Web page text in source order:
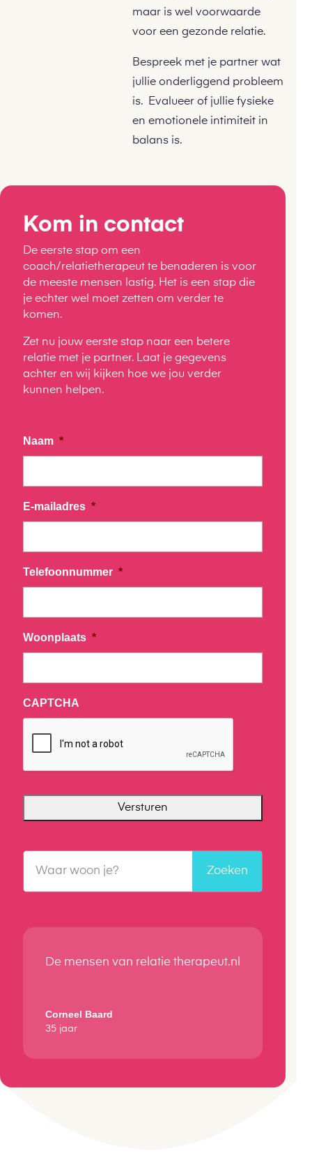
maar is wel voorwaarde
voor een gezonde relatie.
Bespreek met je partner wat
jullie onderliggend probleem
is. Evalueer of jullie fysieke
en emotionele intimiteit in
balans is.
Kom in contact
De eerste stap om een
coach/relatietherapeut te benaderen is voor
de meeste mensen lastig. Het is een stap die
je echter wel moet zetten om verder te
komen.
Zet nu jouw eerste stap naar een betere
relatie met je partner. Laat je gegevens
achter en wij kijken hoe we jou verder
kunnen helpen.
Naam *
E-mailadres *
Telefoonnummer *
Woonplaats *
CAPTCHA
De mensen van relatie therapeut.nl
Corneel Baard
35 jaar